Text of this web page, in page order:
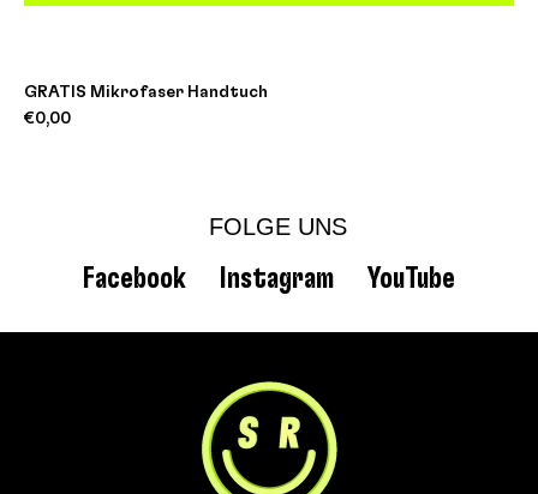
GRATIS Mikrofaser Handtuch
€0,00
FOLGE UNS
Facebook Instagram YouTube